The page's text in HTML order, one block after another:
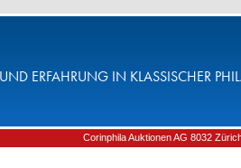
ERFAHRUNG IN KLASSISCHER
Corinphila Auktionen AG 8032